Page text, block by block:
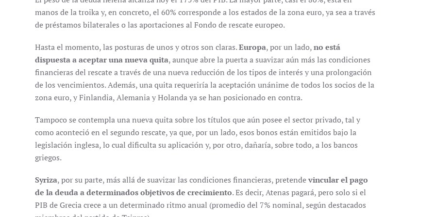
manos de la troika y, en concreto, el 60% corresponde a los estados de la zona euro, ya sea a través
de préstamos bilaterales o las aportaciones al Fondo de rescate europeo.
Hasta el momento, las posturas de unos y otros son claras.Europa, por un lado,no está
dispuesta a aceptar una nueva quita, aunque abre la puerta a suavizar aún más las condiciones
financieras del rescate a través de una nueva reducción de los tipos de interés y una prolongación
de los vencimientos. Además, una quita requeriría la aceptación unánime de todos los socios de la
zona euro, y Finlandia, Alemania y Holanda ya se han posicionado en contra.
Tampoco se contempla una nueva quita sobre los títulos que aún posee el sector privado, tal y
como aconteció en el segundo rescate, ya que, por un lado, esos bonos están emitidos bajo la
legislación inglesa, lo cual dificulta su aplicación y, por otro, dañaría, sobre todo, a los bancos
griegos.
Syriza, por su parte, más allá de suavizar las condiciones financieras, pretendevincular el pago
de la deuda a determinados objetivos de crecimiento. Es decir, Atenas pagará, pero solo si el
PIB de Grecia crece a un determinado ritmo anual (promedio del 7% nominal, según destacados